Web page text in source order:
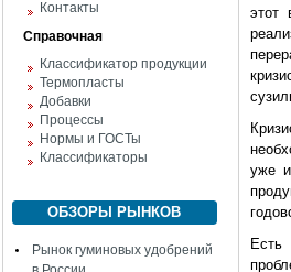
Контакты
Справочная
Классификатор продукции
Термопласты
Добавки
Процессы
Нормы и ГОСТы
Классификаторы
ОБЗОРЫ РЫНКОВ
Рынок гуминовых удобрений
этот
уже
Есть